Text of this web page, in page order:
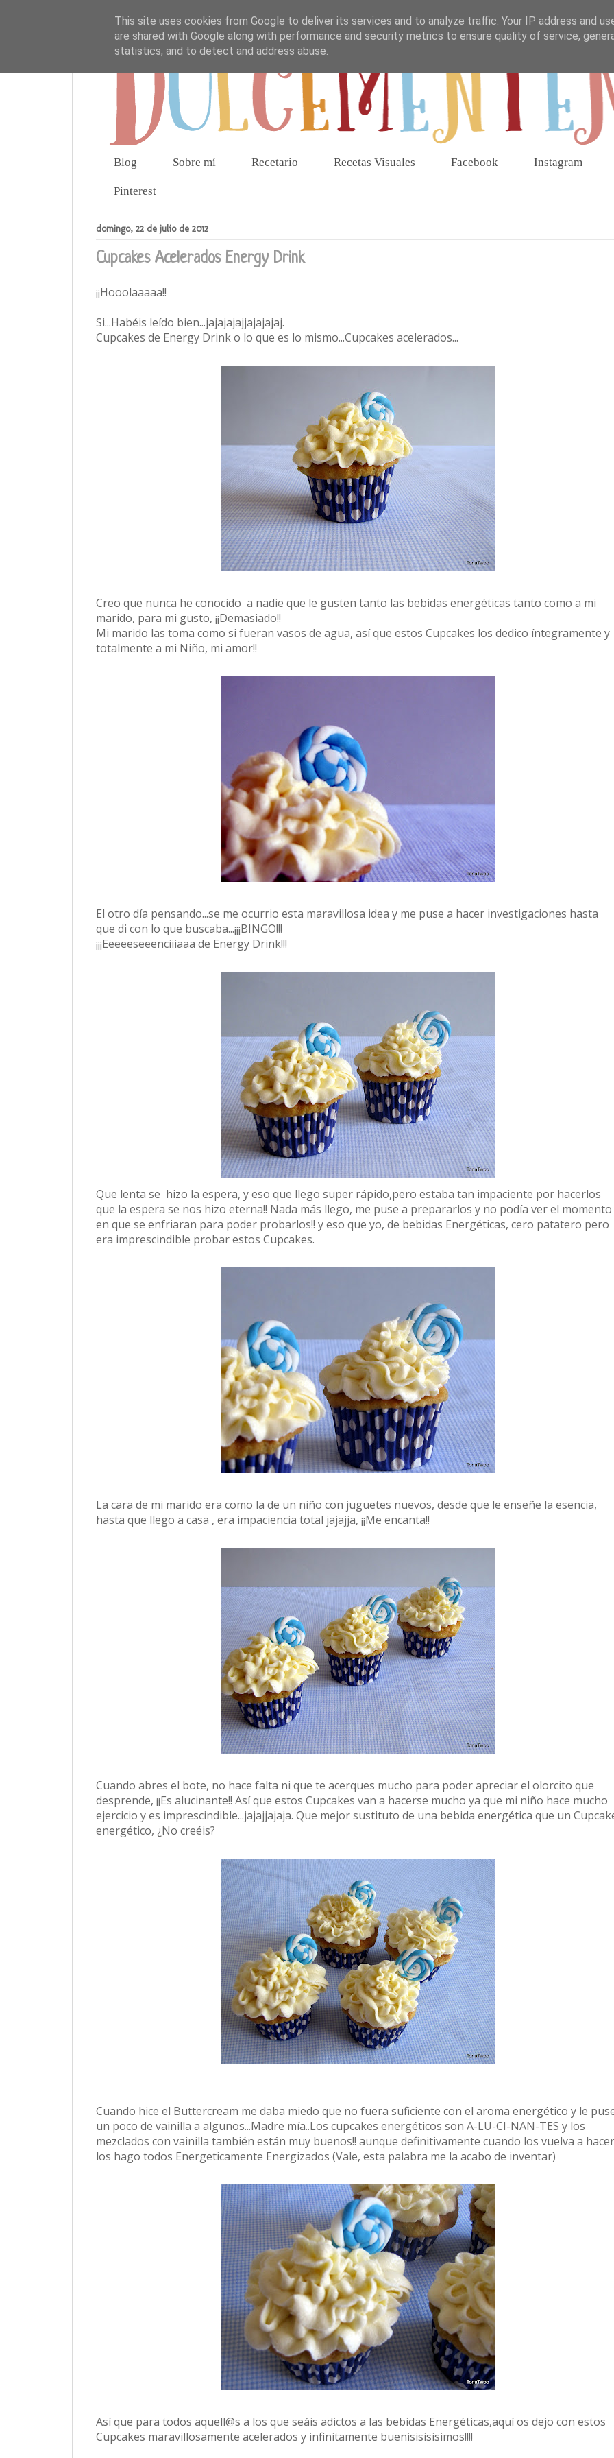
Blog Sobre mí Recetario Recetas Visuales Facebook Instagram
Pinterest
domingo, 22 de julio de 2012
Cupcakes Acelerados Energy Drink
¡¡Hooolaaaaa!!
Si...Habéis leído bien...jajajajajjajajajaj.
Cupcakes de Energy Drink o lo que es lo mismo...Cupcakes acelerados...
Creo que nunca he conocido a nadie que le gusten tanto las bebidas energéticas tanto como a mi
marido, para mi gusto, ¡¡Demasiado!!
Mi marido las toma como si fueran vasos de agua, así que estos Cupcakes los dedico íntegramente y
totalmente a mi Niño, mi amor!!
El otro día pensando...se me ocurrio esta maravillosa idea y me puse a hacer investigaciones hasta
que di con lo que buscaba...¡¡¡BINGO!!!
¡¡¡Eeeeeseeenciiiaaa de Energy Drink!!!
Que lenta se hizo la espera, y eso que llego super rápido,pero estaba tan impaciente por hacerlos
que la espera se nos hizo eterna!! Nada más llego, me puse a prepararlos y no podía ver el momento
en que se enfriaran para poder probarlos!! y eso que yo, de bebidas Energéticas, cero patatero pero
era imprescindible probar estos Cupcakes.
La cara de mi marido era como la de un niño con juguetes nuevos, desde que le enseñe la esencia,
hasta que llego a casa , era impaciencia total jajajja, ¡¡Me encanta!!
Cuando abres el bote, no hace falta ni que te acerques mucho para poder apreciar el olorcito que
desprende, ¡¡Es alucinante!! Así que estos Cupcakes van a hacerse mucho ya que mi niño hace mucho
ejercicio y es imprescindible...jajajjajaja. Que mejor sustituto de una bebida energética que un
energético, ¿No creéis?
Cuando hice el Buttercream me daba miedo que no fuera suficiente con el aroma energético y le
un poco de vainilla a algunos...Madre mía..Los cupcakes energéticos son A-LU-CI-NAN-TES y los
mezclados con vainilla también están muy buenos!! aunque definitivamente cuando los vuelva a hacer
los hago todos Energeticamente Energizados (Vale, esta palabra me la acabo de inventar)
Así que para todos aquell@s a los que seáis adictos a las bebidas Energéticas,aquí os dejo con estos
Cupcakes maravillosamente acelerados y infinitamente buenisisisisimos!!!!
This site uses cookies from Google to deliver its services and to analyze traffic. Your IP address and
are shared with Google along with performance and security metrics to ensure quality of service,
statistics, and to detect and address abuse.